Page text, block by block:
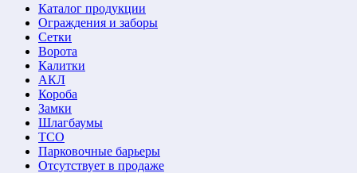
Каталог продукции
Ограждения и заборы
Сетки
Ворота
Калитки
АКЛ
Короба
Замки
Шлагбаумы
ТСО
Парковочные барьеры
Отсутствует в продаже